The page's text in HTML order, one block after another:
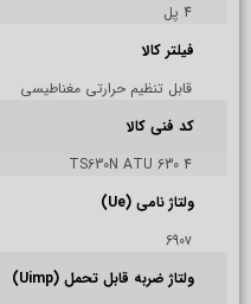
4 پل
فیلتر کالا
قابل تنظیم حرارتی مغناطیسی
کد فنی کالا
TS630N ATU 630 4
ولتاژ نامی (Ue)
690v
ولتاژ ضربه قابل تحمل (Uimp)